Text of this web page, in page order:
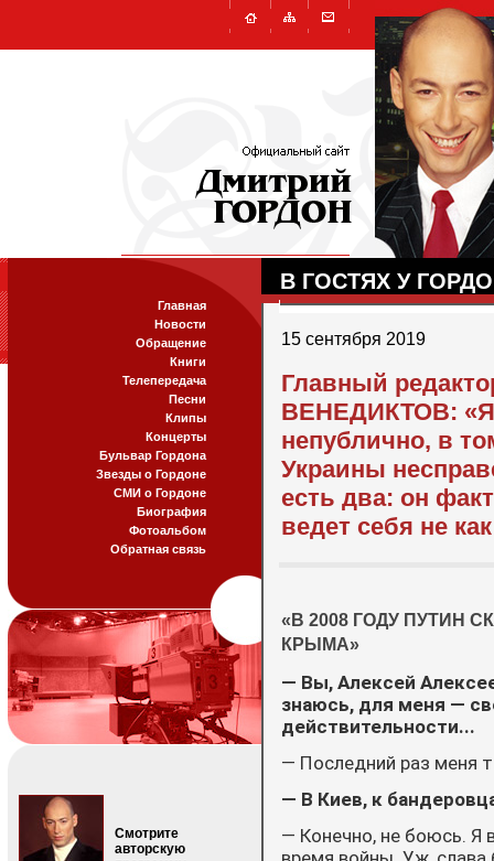
Главная
Новости
Обращение
Книги
Телепередача
Песни
Клипы
Концерты
Бульвар Гордона
Звезды о Гордоне
СМИ о Гордоне
Биография
Фотоальбом
Обратная связь
Смотрите
авторскую
В ГОСТЯХ У
15 сентября 2019
Главный
ВЕНЕДИКТОВ: «Я
непублично, в
Украины
есть два: он
ведет себя не
«В 2008 ГОДУ ПУТИН
КРЫМА»
— Вы, Алексей
знаюсь, для меня —
действительности...
— Последний раз меня
— В Киев, к
— Конечно, не боюсь. Я